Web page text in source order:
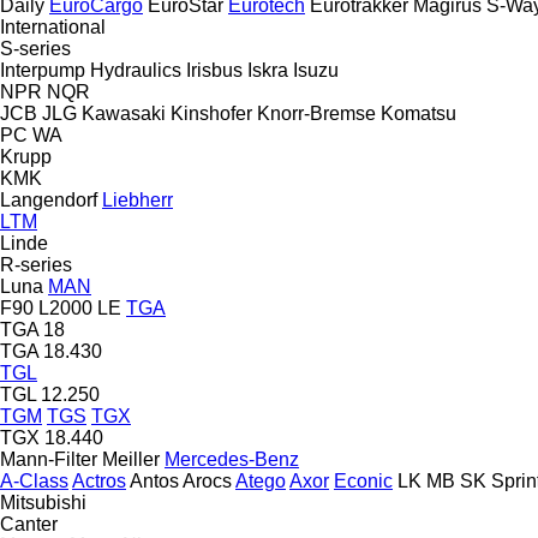
Daily EuroCargo EuroStar Eurotech Eurotrakker Magirus S-
International
S-series
Interpump Hydraulics Irisbus Iskra Isuzu
NPR NQR
JCB JLG Kawasaki Kinshofer Knorr-Bremse Komatsu
PC WA
Krupp
KMK
Langendorf Liebherr
LTM
Linde
R-series
Luna MAN
F90 L2000 LE TGA
TGA 18
TGA 18.430
TGL
TGL 12.250
TGM TGS TGX
TGX 18.440
Mann-Filter Meiller Mercedes-Benz
A-ClassActrosAntosArocsAtegoAxor Econic LK MB SK
Mitsubishi
Canter